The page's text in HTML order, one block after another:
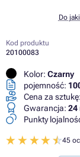
Do
Kod produktu
20100083
Kolor: Czarny
pojemność:
Cena za sztukę:
Gwarancja: 24
Punkty
45